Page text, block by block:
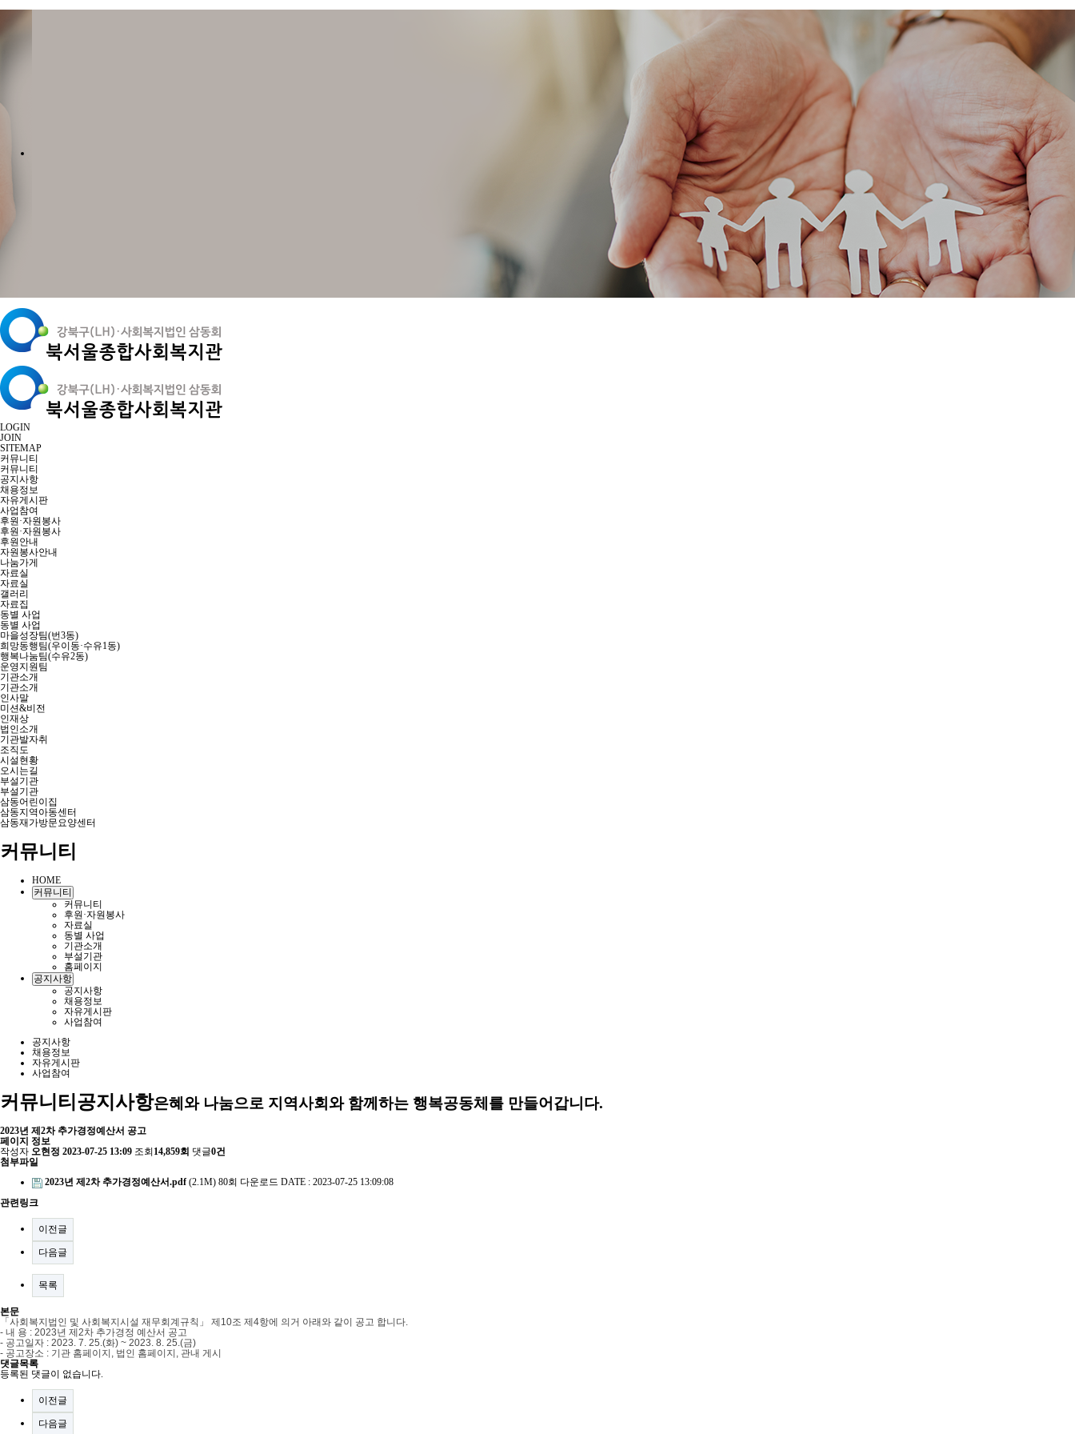
LOGIN
JOIN
SITEMAP
커뮤니티
커뮤니티
공지사항
채용정보
자유게시판
사업참여
후원·자원봉사
후원·자원봉사
후원안내
자원봉사안내
나눔가게
자료실
자료실
갤러리
자료집
동별 사업
동별 사업
마을성장팀(번3동)
희망동행팀(우이동·수유1동)
행복나눔팀(수유2동)
운영지원팀
기관소개
기관소개
인사말
미션&비전
인재상
법인소개
기관발자취
조직도
시설현황
오시는길
부설기관
부설기관
삼동어린이집
삼동지역아동센터
삼동재가방문요양센터
커뮤니티
HOME
커뮤니티
커뮤니티
후원·자원봉사
자료실
동별 사업
기관소개
부설기관
홈페이지
공지사항
공지사항
채용정보
자유게시판
사업참여
공지사항
채용정보
자유게시판
사업참여
커뮤니티 공지사항은혜와 나눔으로 지역사회와 함께하는 행복공동체를 만들어갑니다.
2023년 제2차 추가경정예산서 공고
페이지 정보
작성자 오현정 2023-07-25 13:09 조회 14,859회 댓글0건
첨부파일
2023년 제2차 추가경정예산서.pdf(2.1M) 80회 다운로드 DATE : 2023-07-25 13:09:08
관련링크
이전글
다음글
목록
본문
「 사회복지법인 및 사회복지시설 재무회계규칙 」 제 10조 제 4항에 의거 아래와 같이 공고 합니다.
- 내 용 : 2023년 제2차 추가경정 예산서 공고
- 공고일자 : 2023. 7. 25.(화) ~ 2023. 8. 25.(금)
- 공고장소 : 기관 홈페이지 , 법인 홈페이지 , 관내 게시
댓글목록
등록된 댓글이 없습니다.
이전글
다음글